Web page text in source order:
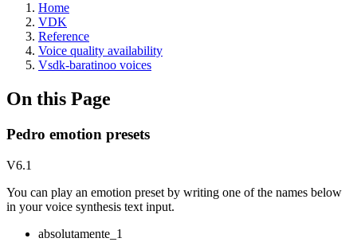
Home
VDK
Reference
Voice quality availability
Vsdk-baratinoo voices
On this Page
Pedro emotion presets
V6.1
You can play an emotion preset by writing one of the names below
in your voice synthesis text input.
absolutamente_1